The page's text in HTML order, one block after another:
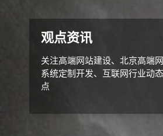
观点资讯
关注高端网站建设、北京高端
系统定制开发、互联网行业动
点